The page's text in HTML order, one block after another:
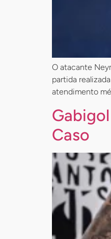
O atacante
partida
atendimento
Caso